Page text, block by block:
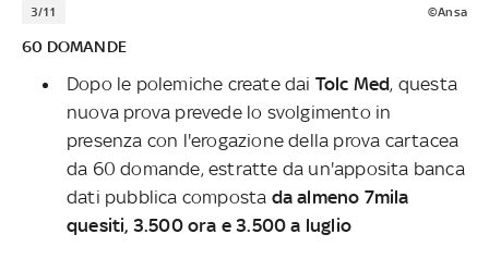
3/11 ©Ansa
60 DOMANDE
Dopo le polemiche create dai Tolc Med, questa
nuova prova prevede lo svolgimento in
presenza con l'erogazione della prova cartacea
da 60 domande, estratte da un'apposita banca
dati pubblica composta da almeno 7mila
quesiti, 3.500 ora e 3.500 a luglio